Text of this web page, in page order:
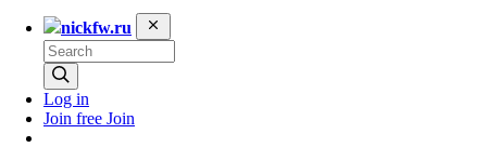
nickfw.ru
Log in
Join free Join